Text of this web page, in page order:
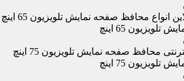
انواع محافظ صفحه نمایش تلویزیون 65 اینچ
65 اینچ
محافظ صفحه نمایش تلویزیون 75 اینچ
75 اینچ